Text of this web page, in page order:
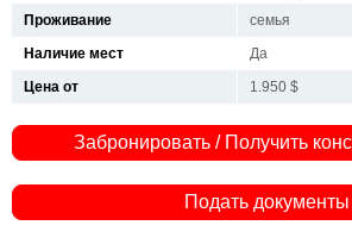
Проживание
семья
Наличие мест
Да
Цена от
1.950 $
Забронировать / Получить
Подать документы